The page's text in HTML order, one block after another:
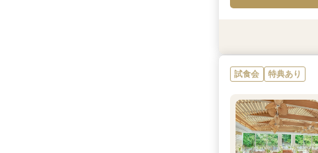
試食会 特典あり